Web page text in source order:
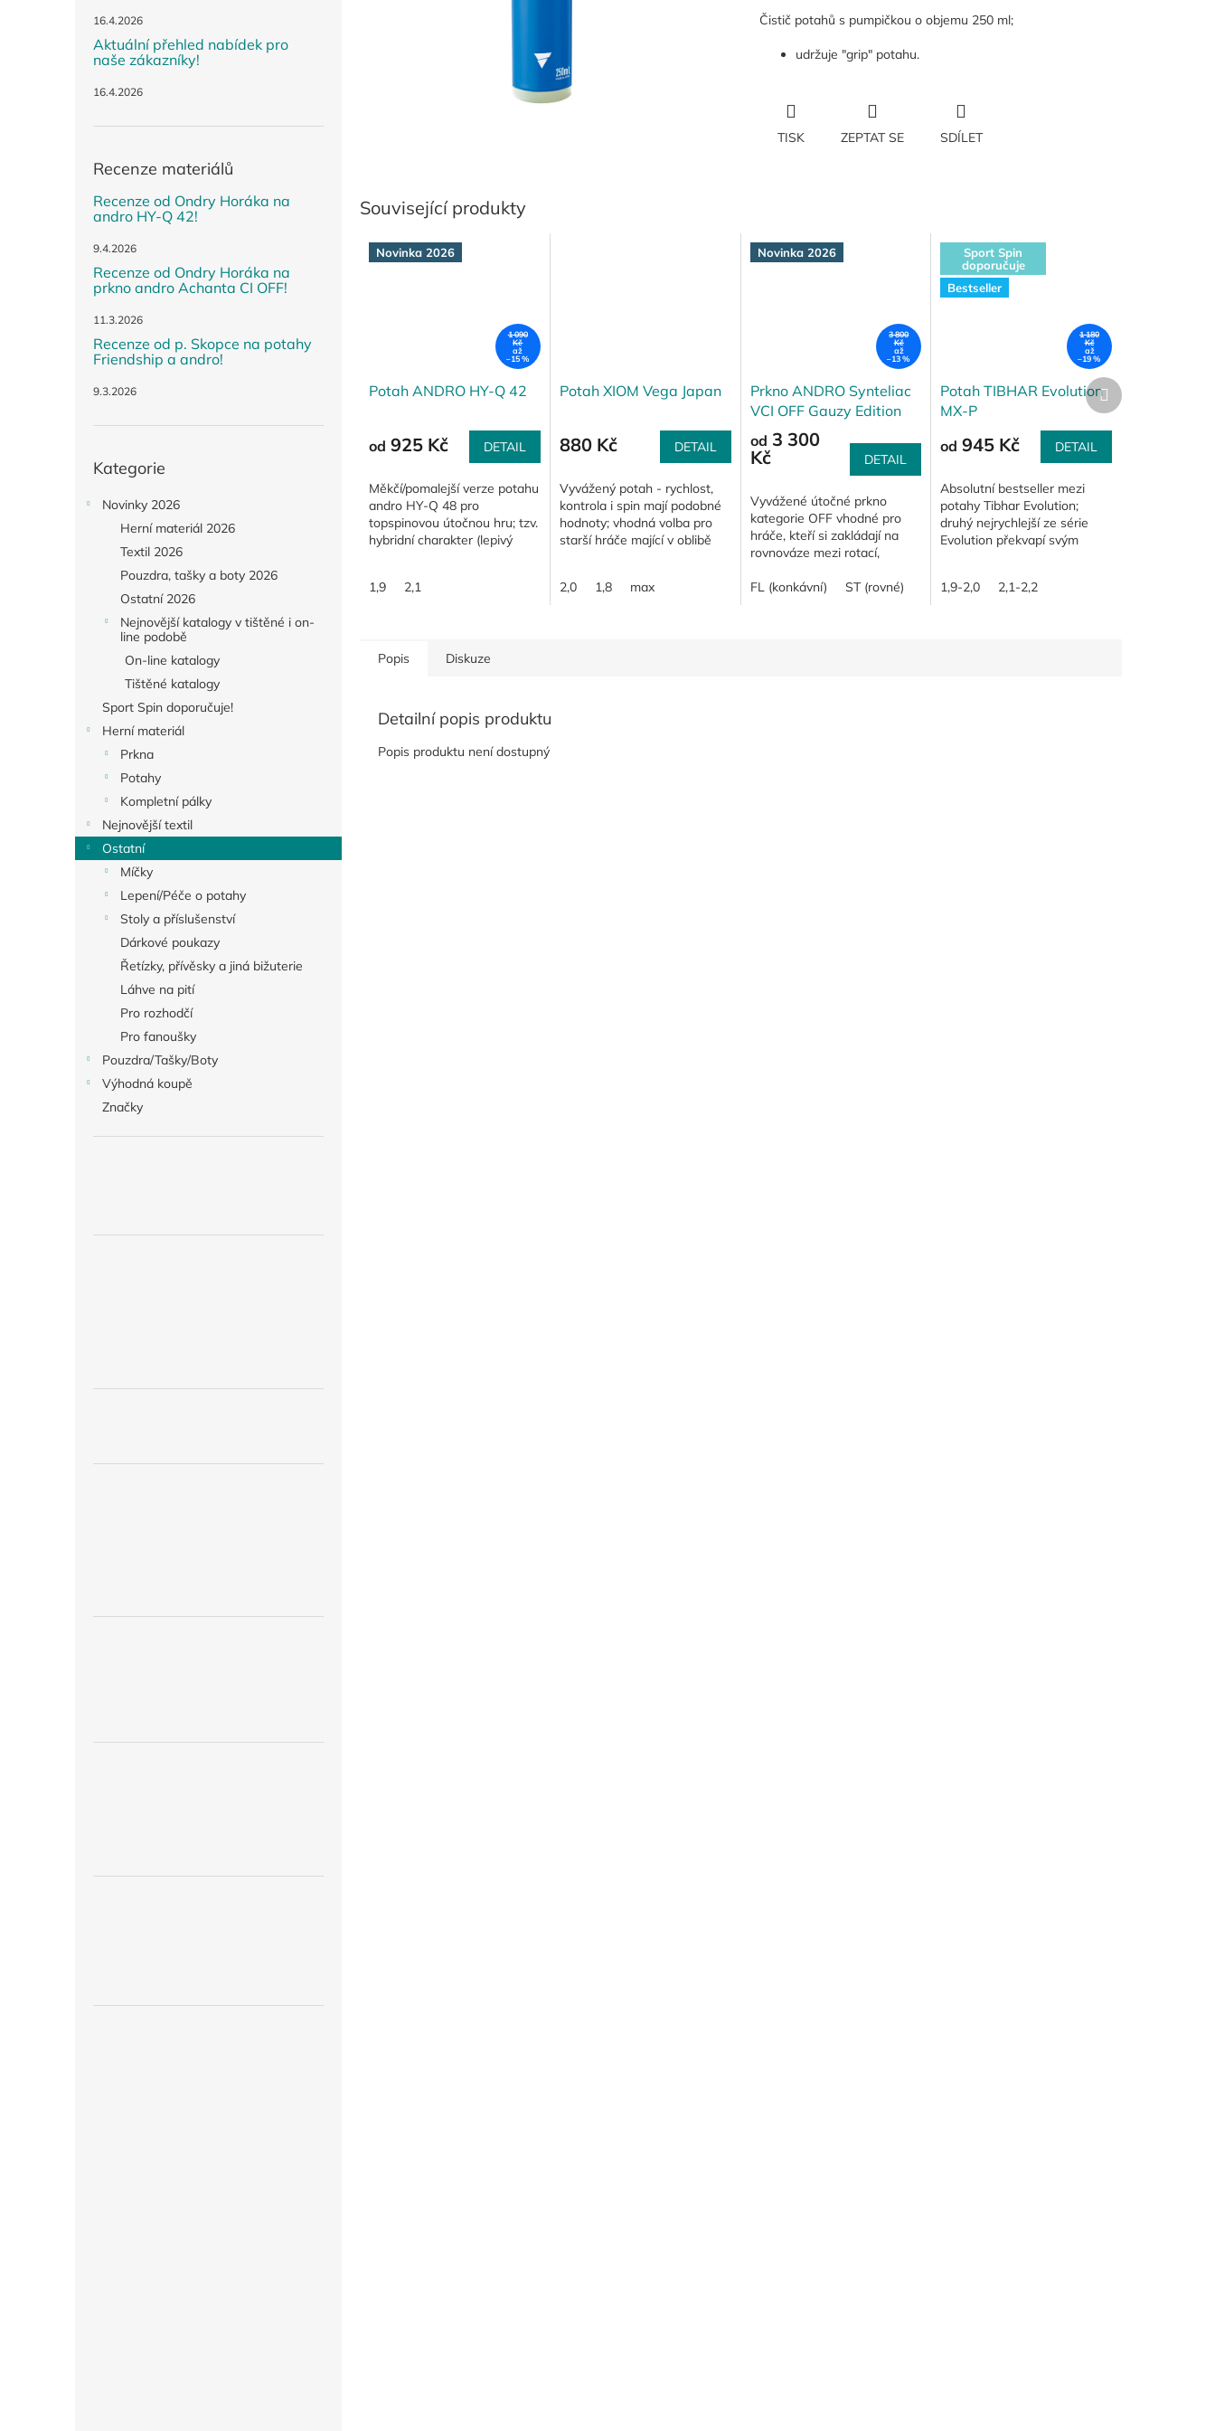
16.4.2026
Aktuální přehled nabídek pro
naše zákazníky!
16.4.2026
Recenze materiálů
Recenze od Ondry Horáka na
andro HY-Q 42!
9.4.2026
Recenze od Ondry Horáka na
prkno andro Achanta CI OFF!
11.3.2026
Recenze od p. Skopce na potahy
Friendship a andro!
9.3.2026
kategorie
Kategorie
Novinky 2026
Herní materiál 2026
Textil 2026
Pouzdra, tašky a boty 2026
Ostatní 2026
Nejnovější katalogy v tištěné i on-
line podobě
On-line katalogy
Tištěné katalogy
Sport Spin doporučuje!
Herní materiál
Prkna
Potahy
Kompletní pálky
Nejnovější textil
Ostatní
Míčky
Lepení/Péče o potahy
Stoly a příslušenství
Dárkové poukazy
Řetízky, přívěsky a jiná bižuterie
Láhve na pití
Pro rozhodčí
Pro fanoušky
Pouzdra/Tašky/Boty
Výhodná koupě
Značky
Čistič potahů s pumpičkou o objemu 250 ml;
udržuje "grip" potahu.
TISK ZEPTAT SE SDÍLET
Související produkty
Novinka 2026
1 090
Kč
až
–15 %
Potah ANDRO HY-Q 42
od 925 Kč DETAIL
Měkčí/pomalejší verze potahu
andro HY-Q 48 pro
topspinovou útočnou hru; tzv.
hybridní charakter (lepivý
čte jako "Haj...
1,9 2,1
Potah XIOM Vega Japan
880 Kč DETAIL
Vyvážený potah - rychlost,
kontrola i spin mají podobné
hodnoty; vhodná volba pro
starší hráče mající v oblibě
2,0 1,8 max
Novinka 2026
3 800
Kč
až
–13 %
Prkno ANDRO Synteliac
VCI OFF Gauzy Edition
od 3 300
Kč
DETAIL
Vyvážené útočné prkno
kategorie OFF vhodné pro
hráče, kteří si zakládají na
rovnováze mezi rotací,
zejména ze střední
FL (konkávní) ST (rovné)
Sport Spin
doporučuje
Bestseller
1 180
Kč
až
–19 %
Potah TIBHAR Evolution
MX-P
od 945 Kč DETAIL
Absolutní bestseller mezi
potahy Tibhar Evolution;
druhý nejrychlejší ze série
Evolution překvapí svým
kontrolou; vhodný je...
1,9-2,0 2,1-2,2
Další
produkt
Popis Diskuze
Detailní popis produktu
Popis produktu není dostupný